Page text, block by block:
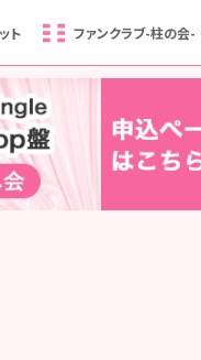
ト ファンクラブ-柱の会-